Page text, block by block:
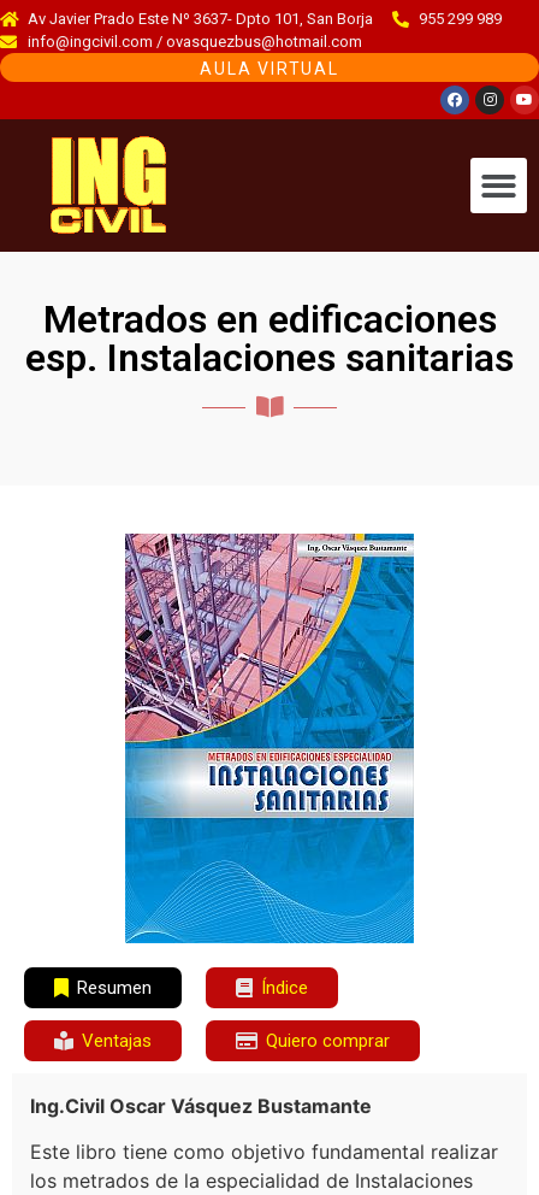
Av Javier Prado Este Nº 3637- Dpto 101, San Borja
955 299 989
info@ingcivil.com / ovasquezbus@hotmail.com
AULA VIRTUAL
Metrados en edificaciones
esp. Instalaciones sanitarias
Resumen Índice
Ventajas Quiero comprar
Ing.Civil Oscar Vásquez Bustamante
Este libro tiene como objetivo fundamental realizar
los metrados de la especialidad de Instalaciones